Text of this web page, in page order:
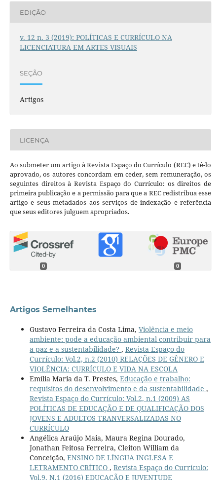
EDIÇÃO
v. 12 n. 3 (2019): POLÍTICAS E CURRÍCULO NA
LICENCIATURA EM ARTES VISUAIS
SEÇÃO
Artigos
LICENÇA
Ao submeter um artigo à Revista Espaço do Currículo (REC) e tê-lo
aprovado, os autores concordam em ceder, sem remuneração, os
seguintes direitos à Revista Espaço do Currículo: os direitos de
primeira publicação e a permissão para que a REC redistribua esse
artigo e seus metadados aos serviços de indexação e referência
que seus editores julguem apropriados.
0 0
Artigos Semelhantes
Gustavo Ferreira da Costa Lima, Violência e meio
ambiente: pode a educação ambiental contribuir para
a paz e a sustentabilidade? , Revista Espaço do
Currículo: Vol.2, n.2 (2010) RELAÇÕES DE GÊNERO E
VIOLÊNCIA: CURRÍCULO E VIDA NA ESCOLA
Emília Maria da T. Prestes, Educação e trabalho:
requisitos do desenvolvimento e da sustentabilidade ,
Revista Espaço do Currículo: Vol.2, n.1 (2009) AS
POLÍTICAS DE EDUCAÇÃO E DE QUALIFICAÇÃO DOS
JOVENS E ADULTOS TRANVERSALIZADAS NO
CURRÍCULO
Angélica Araújo Maia, Maura Regina Dourado,
Jonathan Feitosa Ferreira, Cleiton William da
Conceição, ENSINO DE LÍNGUA INGLESA E
LETRAMENTO CRÍTICO , Revista Espaço do Currículo:
Vol.9, N.1 (2016) EDUCAÇÃO E JUVENTUDE